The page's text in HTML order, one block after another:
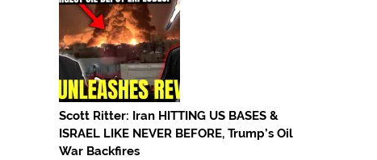
Scott Ritter: Iran HITTING US BASES &
ISRAEL LIKE NEVER BEFORE, Trump’s Oil
War Backfires